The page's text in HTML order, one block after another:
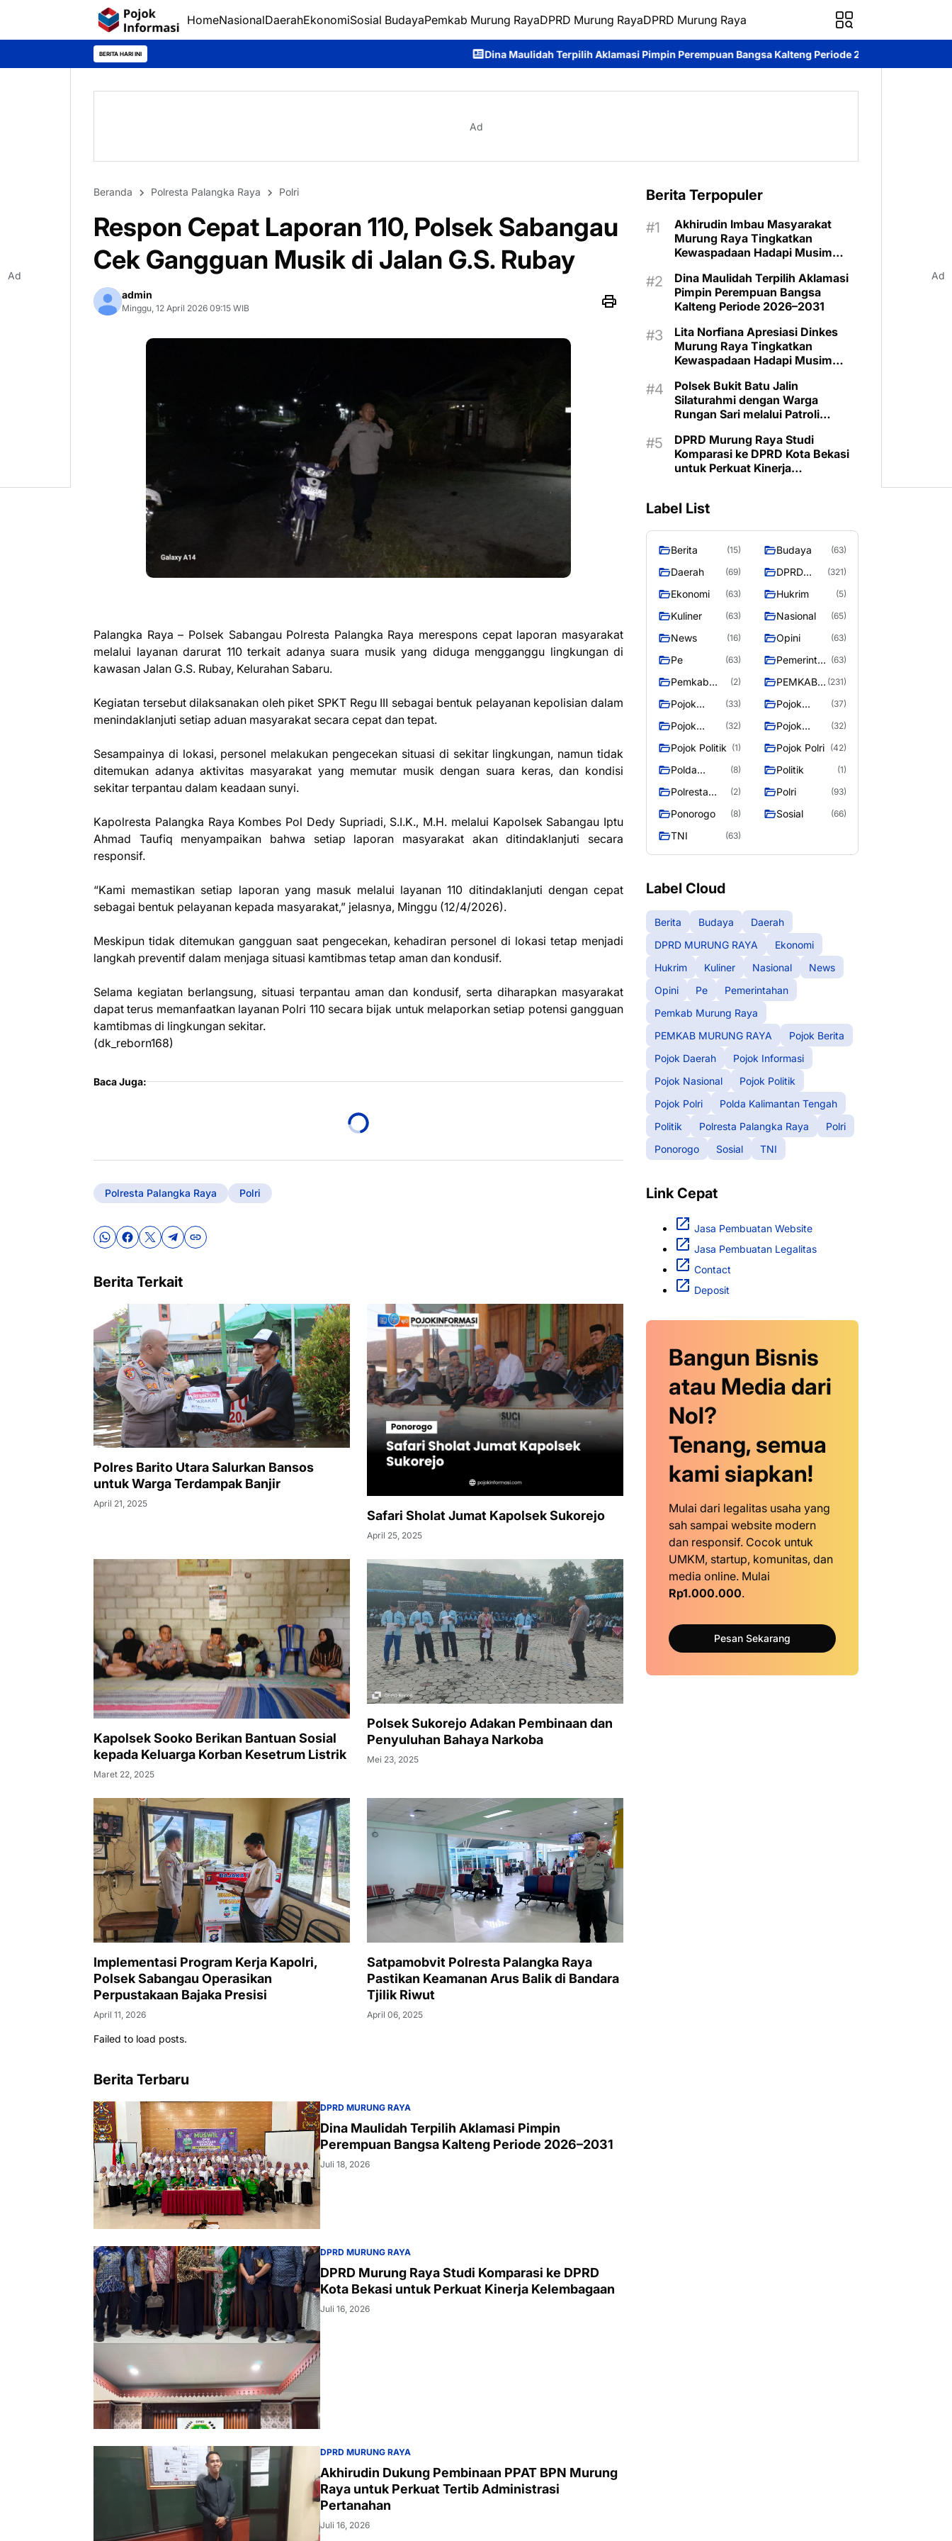
HomeNasionalDaerahEkonomiSosial BudayaPemkab Murung RayaDPRD Murung RayaDPRD Murung Raya
BERITA HARI INI Dina Maulidah Terpilih Aklamasi Pimpin Perempuan Bangsa Kalteng Periode 2026–2031 DPRD Murung Raya Studi
Ad
Beranda Polresta Palangka Raya Polri
Respon Cepat Laporan 110, Polsek Sabangau
Cek Gangguan Musik di Jalan G.S. Rubay
admin
Minggu, 12 April 2026 09:15 WIB
Palangka Raya – Polsek Sabangau Polresta Palangka Raya merespons cepat laporan masyarakat
melalui layanan darurat 110 terkait adanya suara musik yang diduga mengganggu lingkungan di
kawasan Jalan G.S. Rubay, Kelurahan Sabaru.
Kegiatan tersebut dilaksanakan oleh piket SPKT Regu III sebagai bentuk pelayanan kepolisian dalam
menindaklanjuti setiap aduan masyarakat secara cepat dan tepat.
Sesampainya di lokasi, personel melakukan pengecekan situasi di sekitar lingkungan, namun tidak
ditemukan adanya aktivitas masyarakat yang memutar musik dengan suara keras, dan kondisi
sekitar terpantau dalam keadaan sunyi.
Kapolresta Palangka Raya Kombes Pol Dedy Supriadi, S.I.K., M.H. melalui Kapolsek Sabangau Iptu
Ahmad Taufiq menyampaikan bahwa setiap laporan masyarakat akan ditindaklanjuti secara
responsif.
“Kami memastikan setiap laporan yang masuk melalui layanan 110 ditindaklanjuti dengan cepat
sebagai bentuk pelayanan kepada masyarakat,” jelasnya, Minggu (12/4/2026).
Meskipun tidak ditemukan gangguan saat pengecekan, kehadiran personel di lokasi tetap menjadi
langkah preventif dalam menjaga situasi kamtibmas tetap aman dan kondusif.
Selama kegiatan berlangsung, situasi terpantau aman dan kondusif, serta diharapkan masyarakat
dapat terus memanfaatkan layanan Polri 110 secara bijak untuk melaporkan setiap potensi gangguan
kamtibmas di lingkungan sekitar.
(dk_reborn168)
Baca Juga:
Polresta Palangka Raya Polri
Berita Terkait
Polres Barito Utara Salurkan Bansos
untuk Warga Terdampak Banjir
April 21, 2025
Safari Sholat Jumat Kapolsek Sukorejo
April 25, 2025
Kapolsek Sooko Berikan Bantuan Sosial
kepada Keluarga Korban Kesetrum Listrik
Maret 22, 2025
Polsek Sukorejo Adakan Pembinaan dan
Penyuluhan Bahaya Narkoba
Mei 23, 2025
Implementasi Program Kerja Kapolri,
Polsek Sabangau Operasikan
Perpustakaan Bajaka Presisi
April 11, 2026
Satpamobvit Polresta Palangka Raya
Pastikan Keamanan Arus Balik di Bandara
Tjilik Riwut
April 06, 2025
Failed to load posts.
Berita Terbaru
DPRD MURUNG RAYA
Dina Maulidah Terpilih Aklamasi Pimpin
Perempuan Bangsa Kalteng Periode 2026–2031
Juli 18, 2026
DPRD MURUNG RAYA
DPRD Murung Raya Studi Komparasi ke DPRD
Kota Bekasi untuk Perkuat Kinerja Kelembagaan
Juli 16, 2026
DPRD MURUNG RAYA
Akhirudin Dukung Pembinaan PPAT BPN Murung
Raya untuk Perkuat Tertib Administrasi
Pertanahan
Juli 16, 2026
Berita Terpopuler
Akhirudin Imbau Masyarakat
Murung Raya Tingkatkan
Kewaspadaan Hadapi Musim
Dina Maulidah Terpilih Aklamasi
Pimpin Perempuan Bangsa
Kalteng Periode 2026–2031
Lita Norfiana Apresiasi Dinkes
Murung Raya Tingkatkan
Kewaspadaan Hadapi Musim
Polsek Bukit Batu Jalin
Silaturahmi dengan Warga
Rungan Sari melalui Patroli
DPRD Murung Raya Studi
Komparasi ke DPRD Kota Bekasi
untuk Perkuat Kinerja
Label List
Berita (15) Budaya (63)
Daerah (69)
DPRD
RAYA
(321)
Ekonomi (63) Hukrim (5)
Kuliner (63) Nasional (65)
News (16) Opini (63)
Pe (63)
Pemerintah (63)
Pemkab
Raya
(2)
PEMKAB
RAYA
(231)
Pojok
(33)
Pojok
(37)
Pojok
(32)
Pojok
(32)
Pojok Politik (1) Pojok Polri (42)
Polda
Tengah
(8) Politik (1)
Polresta
Raya
(2) Polri (93)
Ponorogo (8) Sosial (66)
TNI (63)
Label Cloud
Berita Budaya
Daerah
DPRD MURUNG RAYA
Ekonomi
Hukrim
Kuliner Nasional
News
Opini
Pe
Pemerintahan
Pemkab Murung Raya
PEMKAB MURUNG RAYA
Pojok Berita
Pojok Daerah
Pojok Informasi
Pojok Nasional
Pojok Politik
Pojok Polri
Polda Kalimantan Tengah
Politik
Polresta Palangka Raya
Polri
Ponorogo
Sosial TNI
Link Cepat
Jasa Pembuatan Website
Jasa Pembuatan Legalitas
Contact
Deposit
Bangun Bisnis
atau Media dari
Nol?
Tenang, semua
kami siapkan!
Mulai dari legalitas usaha yang
sah sampai website modern
dan responsif. Cocok untuk
UMKM, startup, komunitas, dan
media online. Mulai
Rp1.000.000.
Pesan Sekarang
Ad Ad